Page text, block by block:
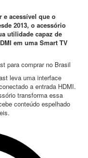
e acessível que o
2013, o acessório
utilidade capaz de
em uma Smart TV
para comprar no Brasil
leva uma interface
a entrada HDMI.
transforma essa
conteúdo espelhado